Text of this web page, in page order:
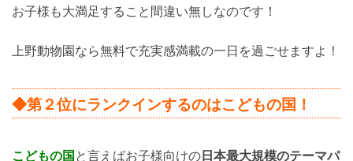
お子様も大満足すること間違い無しなのです！
上野動物園なら無料で充実感満載の一日を過ごせますよ！
◆第２位にランクインするのはこどもの国！
こどもの国 と言えばお子様向けの 日本最大規模のテーマパ